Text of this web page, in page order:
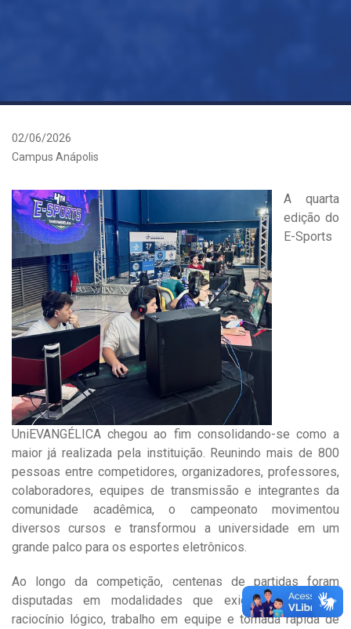
02/06/2026
Campus Anápolis
A quarta
edição do
E-Sports
UniEVANGÉLICA chegou ao fim consolidando-se como a
maior já realizada pela instituição. Reunindo mais de 800
pessoas entre competidores, organizadores, professores,
colaboradores, equipes de transmissão e integrantes da
comunidade acadêmica, o campeonato movimentou
diversos cursos e transformou a universidade em um
grande palco para os esportes eletrônicos.
Ao longo da competição, centenas de partidas foram
disputadas em modalidades que exigiram estratégia,
raciocínio lógico, trabalho em equipe e tomada rápida de